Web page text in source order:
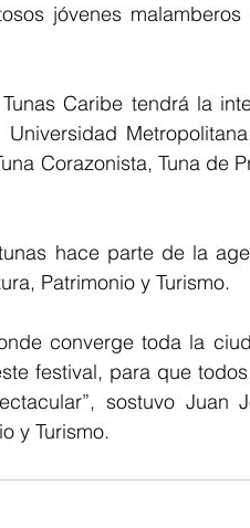
jóvenes
Caribe tendrá la
Corazonista, Tuna de
hace parte de la
Patrimonio y Turismo.
converge toda la
festival, para que
sostuvo Juan
y Turismo.